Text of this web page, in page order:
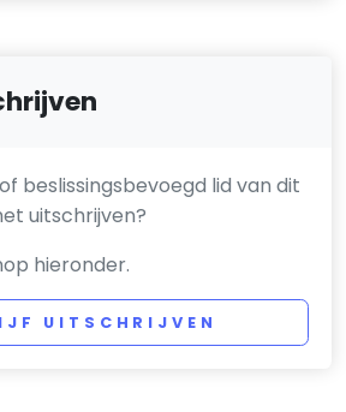
beslissingsbevoegd lid van dit
uitschrijven?
hieronder.
UITSCHRIJVEN